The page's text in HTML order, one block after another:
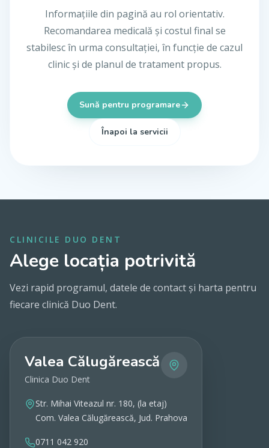
Informațiile din pagină au rol orientativ.
Recomandarea medicală și costul final se
stabilesc în urma consultației, în funcție de cazul
clinic și de planul de tratament propus.
Sună pentru programare
Înapoi la servicii
CLINICILE DUO DENT
Alege locația potrivită
Vezi rapid programul, datele de contact și harta pentru
fiecare clinică Duo Dent.
Valea Călugărească
Clinica Duo Dent
Str. Mihai Viteazul nr. 180, (la etaj)
Com. Valea Călugărească, Jud. Prahova
0711 042 920